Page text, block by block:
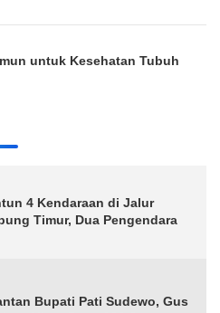
untuk Kesehatan Tubuh
4 Kendaraan di Jalur
Timur, Dua Pengendara
Bupati Pati Sudewo, Gus